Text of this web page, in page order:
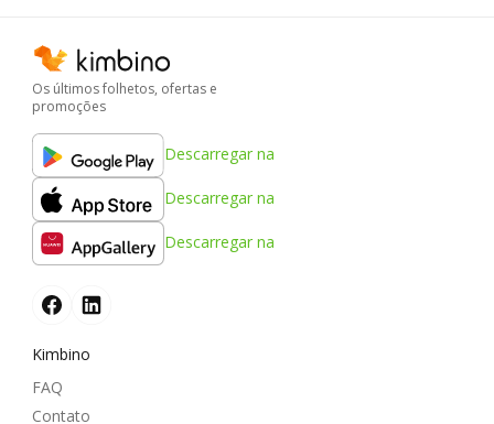
Os últimos folhetos, ofertas e
promoções
Descarregar na
Descarregar na
Descarregar na
Kimbino
FAQ
Contato